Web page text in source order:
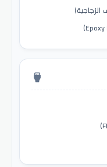
settings_input_hdmi